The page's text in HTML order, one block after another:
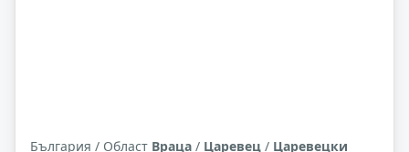
България / Област Враца / Царевец / Царевецки